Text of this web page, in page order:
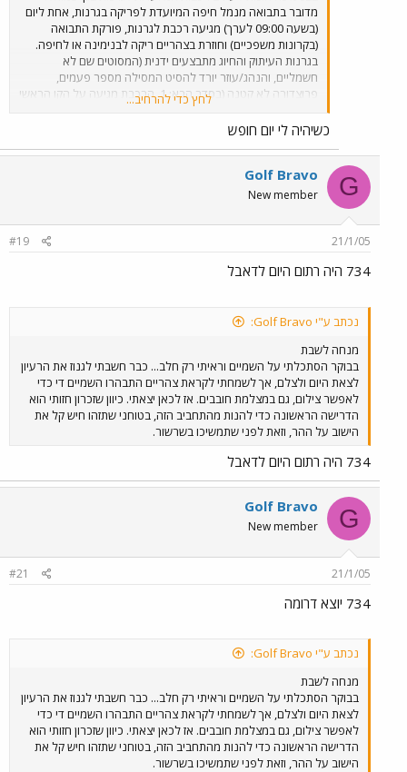
מדובר בתבואה מנמל חיפה המיועדת לפריקה בגרנות, אחת ליום
(בשעה 09:00 לערך) מגיעה רכבת לגרנות, פורקת התבואה
(בקרונות משפכיים) וחוזרת בצהריים ריקה לבנימינה או לחיפה.
בגרנות העיתוק והחיוג מתבצעים ידנית (המסוטים שם לא
חשמליים, והנהג/עוזר יורד להסיט המסילה מספר פעמים,
פרוצדורה לא קטנה (בסדר הבא: 1. הרכבת מגיעה על הקו הראשי
מופנה לקו הראשי 7. הקטר דוחף ברוורס את הקרונות אחרי
המסוט שוב פונה לעקלתון (ביחד עם מסוט ידני נוסף לבחירת
מסוט נוסף), 12. התחברות מצפון 13. נסיעה לבנימינה ככה כל
לחץ כדי להרחיב...
כשיהיה לי יום חופש
G
Golf Bravo
New member
21/1/05
#19
734 היה רתום היום לדאבל
נכתב ע"י Golf Bravo:
מנחה לשבת
בבוקר הסתכלתי על השמיים וראיתי רק חלב... כבר חשבתי לגנוז את הרעיון
לצאת היום ולצלם, אך לשמחתי לקראת צהריים התבהרו השמיים די כדי
לאפשר צילום, גם במצלמת חובבים. אז לכאן יצאתי. כיוון שזכרון חזותי הוא
הדרישה הראשונה כדי להנות מהתחביב הזה, בטוחני שתזהו חיש קל את
הישוב על ההר, וזאת לפני שתמשיכו בשרשור.
734 היה רתום היום לדאבל
G
Golf Bravo
New member
21/1/05
#21
734 יוצא דרומה
נכתב ע"י Golf Bravo:
מנחה לשבת
בבוקר הסתכלתי על השמיים וראיתי רק חלב... כבר חשבתי לגנוז את הרעיון
לצאת היום ולצלם, אך לשמחתי לקראת צהריים התבהרו השמיים די כדי
לאפשר צילום, גם במצלמת חובבים. אז לכאן יצאתי. כיוון שזכרון חזותי הוא
הדרישה הראשונה כדי להנות מהתחביב הזה, בטוחני שתזהו חיש קל את
הישוב על ההר, וזאת לפני שתמשיכו בשרשור.